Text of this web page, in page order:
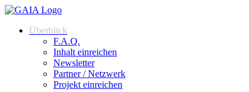
Überblick
F.A.Q.
Inhalt einreichen
Newsletter
Partner / Netzwerk
Projekt einreichen